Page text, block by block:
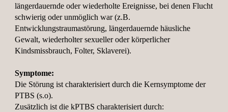
längerdauernde oder wiederholte Ereignisse, bei denen Flucht
schwierig oder unmöglich war (z.B.
Entwicklungstraumastörung, längerdauernde häusliche
Gewalt, wiederholter sexueller oder körperlicher
Kindsmissbrauch, Folter, Sklaverei).
Symptome:
Die Störung ist charakterisiert durch die Kernsymptome der
PTBS (s.o).
Zusätzlich ist die kPTBS charakterisiert durch: